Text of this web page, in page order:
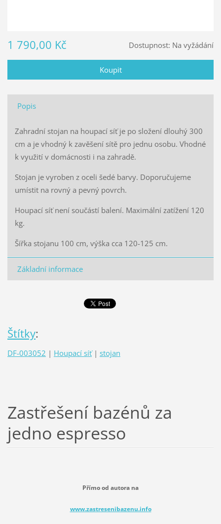
Dostupnost: Na vyžádání
1 790,00 Kč
Popis
Zahradní stojan na houpací síť je po složení dlouhý 300
cm a je vhodný k zavěšení sítě pro jednu osobu. Vhodné
k využití v domácnosti i na zahradě.
Stojan je vyroben z oceli šedé barvy. Doporučujeme
umístit na rovný a pevný povrch.
Houpací síť není součástí balení. Maximální zatížení 120
kg.
Šířka stojanu 100 cm, výška cca 120-125 cm.
Základní informace
Štítky:
DF-003052 | Houpací síť | stojan
Zastřešení bazénů za
jedno espresso
Přímo od autora na
www.zastresenibazenu.info